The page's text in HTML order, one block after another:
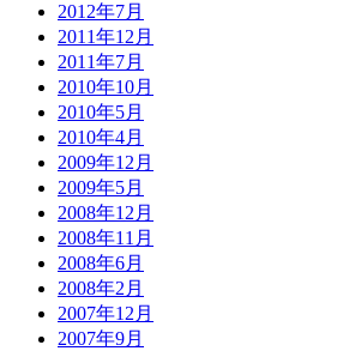
2012年7月
2011年12月
2011年7月
2010年10月
2010年5月
2010年4月
2009年12月
2009年5月
2008年12月
2008年11月
2008年6月
2008年2月
2007年12月
2007年9月